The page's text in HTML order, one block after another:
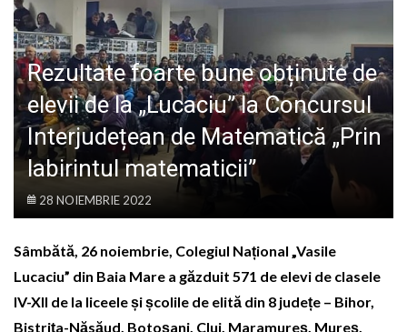
POLITIC
LIFE
Rezultate foarte bune obținute de
elevii de la „Lucaciu” la Concursul
Interjudețean de Matematică „Prin
labirintul matematicii”
28 NOIEMBRIE 2022
Sâmbătă, 26 noiembrie, Colegiul Național „Vasile
Lucaciu” din Baia Mare a găzduit 571 de elevi de clasele
IV-XII de la liceele și școlile de elită din 8 județe – Bihor,
Bistrița-Năsăud, Botoșani, Cluj, Maramureș, Mureș,